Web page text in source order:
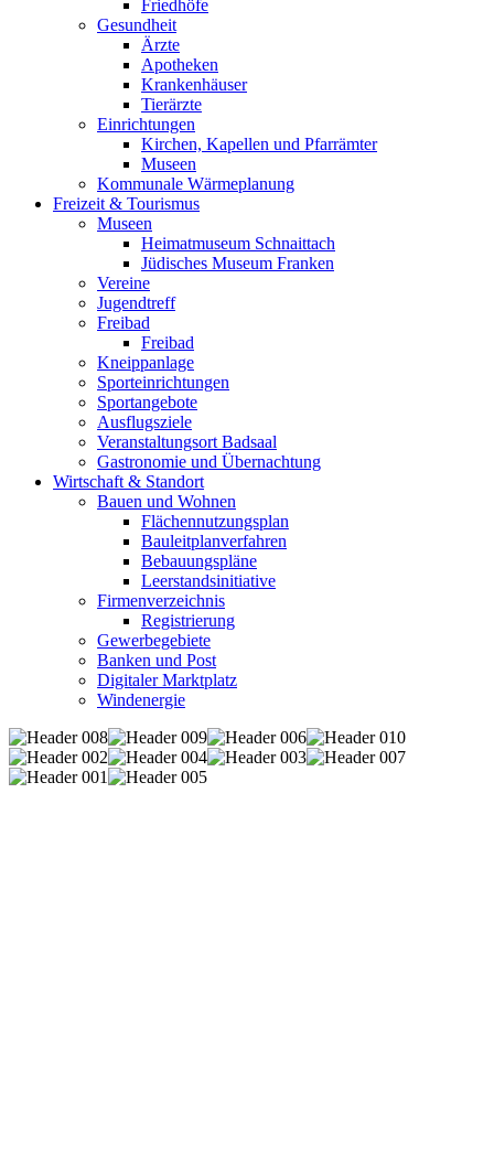
Friedhöfe
Gesundheit
Ärzte
Apotheken
Krankenhäuser
Tierärzte
Einrichtungen
Kirchen, Kapellen und Pfarrämter
Museen
Kommunale Wärmeplanung
Freizeit & Tourismus
Museen
Heimatmuseum Schnaittach
Jüdisches Museum Franken
Vereine
Jugendtreff
Freibad
Freibad
Kneippanlage
Sporteinrichtungen
Sportangebote
Ausflugsziele
Veranstaltungsort Badsaal
Gastronomie und Übernachtung
Wirtschaft & Standort
Bauen und Wohnen
Flächennutzungsplan
Bauleitplanverfahren
Bebauungspläne
Leerstandsinitiative
Firmenverzeichnis
Registrierung
Gewerbegebiete
Banken und Post
Digitaler Marktplatz
Windenergie